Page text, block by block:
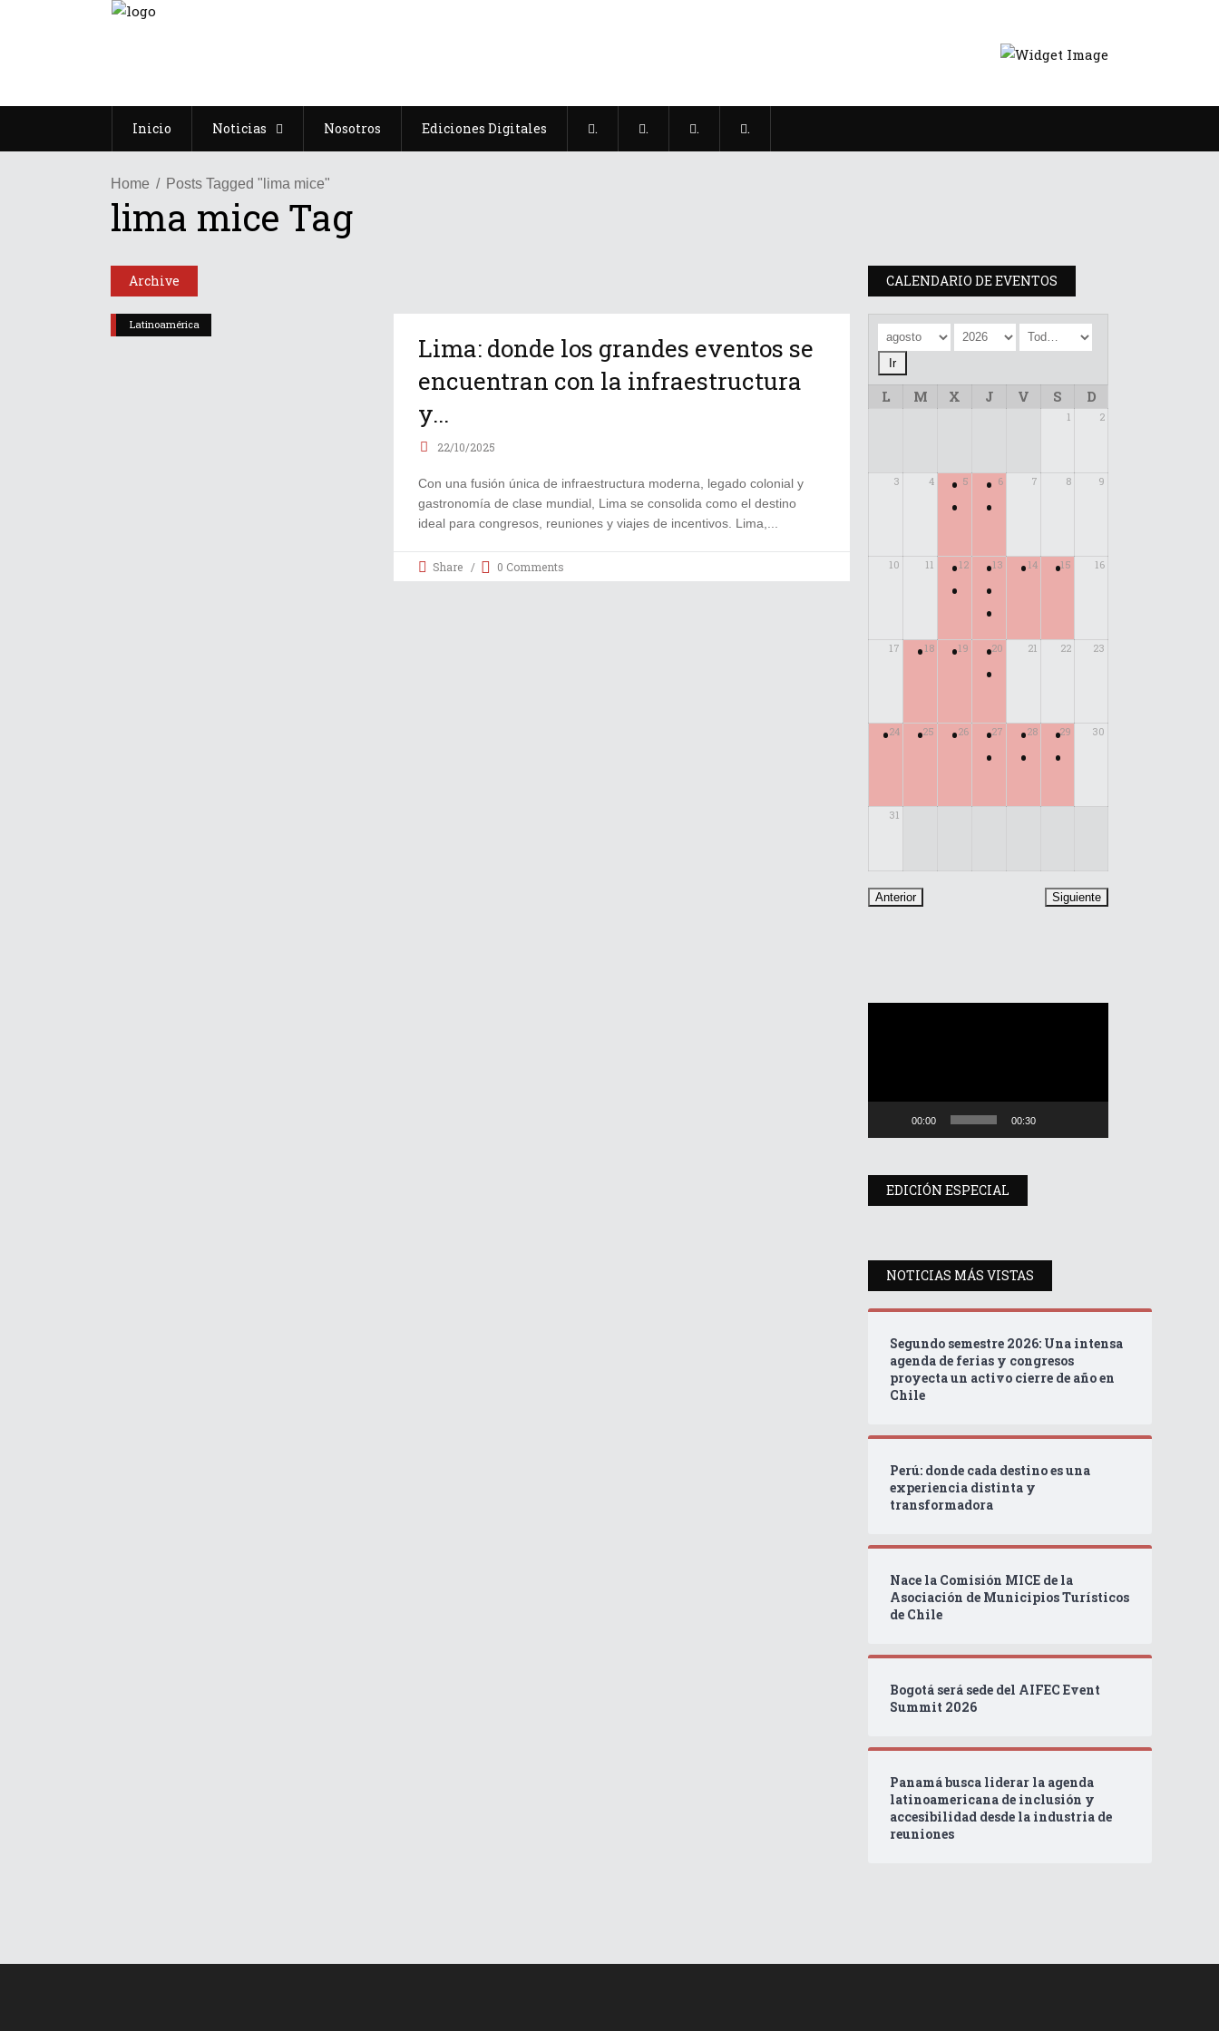
Inicio Noticias Nosotros Ediciones Digitales . . . .
Home Posts Tagged "lima mice"
lima mice Tag
Archive
Latinoamérica
Lima: donde los grandes eventos se
encuentran con la infraestructura
y...
22/10/2025
Con una fusión única de infraestructura moderna, legado colonial y
gastronomía de clase mundial, Lima se consolida como el destino
ideal para congresos, reuniones y viajes de incentivos. Lima,
Share 0 Comments
CALENDARIO DE EVENTOS
L M X J V S D
1 2
3 4 5
•
•
6
•
•
7 8 9
10 11 12
•
•
13
•
•
•
14
• 15
• 16
17 18
• 19
• 20
•
•
21 22 23
24
• 25
• 26
• 27
•
•
28
•
•
29
•
•
30
31
00:00 00:30
EDICIÓN ESPECIAL
NOTICIAS MÁS VISTAS
Segundo semestre 2026: Una intensa
agenda de ferias y congresos
proyecta un activo cierre de año en
Chile
Perú: donde cada destino es una
experiencia distinta y
transformadora
Nace la Comisión MICE de la
Asociación de Municipios Turísticos
de Chile
Bogotá será sede del AIFEC Event
Summit 2026
Panamá busca liderar la agenda
latinoamericana de inclusión y
accesibilidad desde la industria de
reuniones